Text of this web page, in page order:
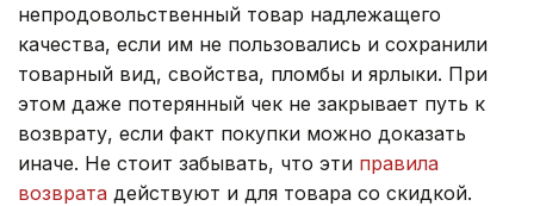
непродовольственный товар надлежащего
качества, если им не пользовались и сохранили
товарный вид, свойства, пломбы и ярлыки. При
этом даже потерянный чек не закрывает путь к
возврату, если факт покупки можно доказать
иначе. Не стоит забывать, что эти правила
возврата действуют и для товара со скидкой.